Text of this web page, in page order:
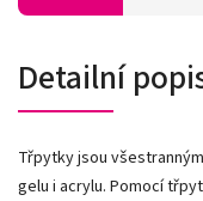
Detailní
Třpytky jsou
gelu i acrylu. Pomocí